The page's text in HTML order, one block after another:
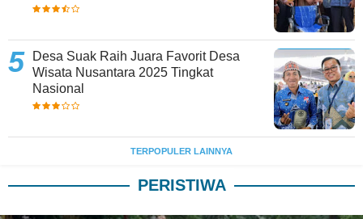
Desa Suak Raih Juara Favorit Desa
Wisata Nusantara 2025 Tingkat
Nasional
TERPOPULER LAINNYA
PERISTIWA